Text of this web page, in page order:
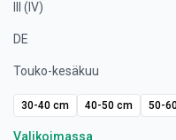
III (IV)
DE
Touko-kesäkuu
30-40 cm 40-50 cm 50-
Valikoimassa